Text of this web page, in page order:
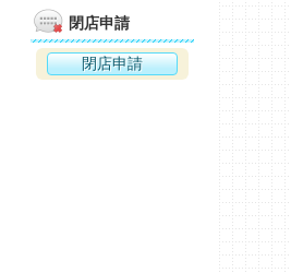
閉店申請
閉店申請